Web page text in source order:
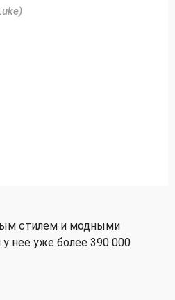
стилем и модными
нее уже более 390 000